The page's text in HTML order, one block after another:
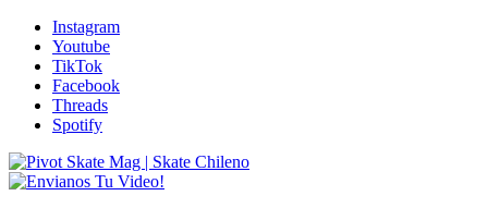
Instagram
Youtube
TikTok
Facebook
Threads
Spotify